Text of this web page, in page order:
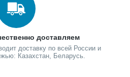
доставляем
доставку по всей России и
Казахстан, Беларусь.